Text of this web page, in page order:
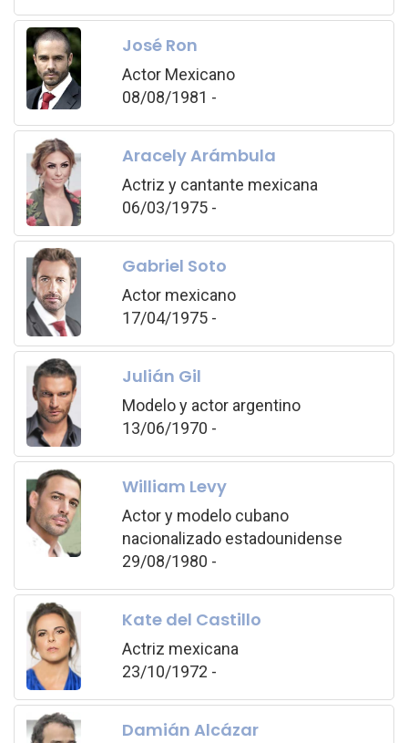
José Ron
Actor Mexicano
08/08/1981 -
Aracely Arámbula
Actriz y cantante mexicana
06/03/1975 -
Gabriel Soto
Actor mexicano
17/04/1975 -
Julián Gil
Modelo y actor argentino
13/06/1970 -
William Levy
Actor y modelo cubano
nacionalizado estadounidense
29/08/1980 -
Kate del Castillo
Actriz mexicana
23/10/1972 -
Damián Alcázar